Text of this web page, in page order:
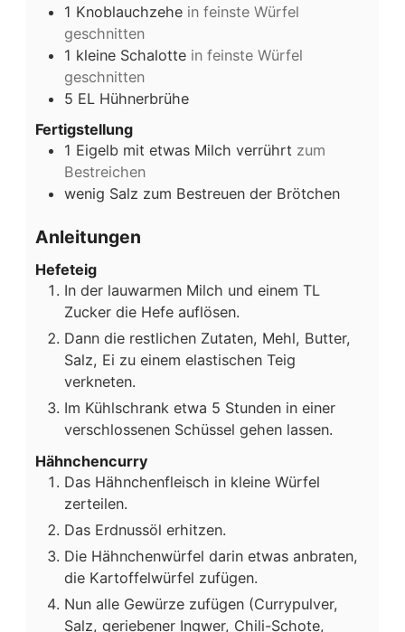
1 Knoblauchzehe in feinste Würfel
geschnitten
1 kleine Schalotte in feinste Würfel
geschnitten
5 EL Hühnerbrühe
Fertigstellung
1 Eigelb mit etwas Milch verrührt zum
Bestreichen
wenig Salz zum Bestreuen der Brötchen
Anleitungen
Hefeteig
In der lauwarmen Milch und einem TL
Zucker die Hefe auflösen.
Dann die restlichen Zutaten, Mehl, Butter,
Salz, Ei zu einem elastischen Teig
verkneten.
Im Kühlschrank etwa 5 Stunden in einer
verschlossenen Schüssel gehen lassen.
Hähnchencurry
Das Hähnchenfleisch in kleine Würfel
zerteilen.
Das Erdnussöl erhitzen.
Die Hähnchenwürfel darin etwas anbraten,
die Kartoffelwürfel zufügen.
Nun alle Gewürze zufügen (Currypulver,
Salz, geriebener Ingwer, Chili-Schote,